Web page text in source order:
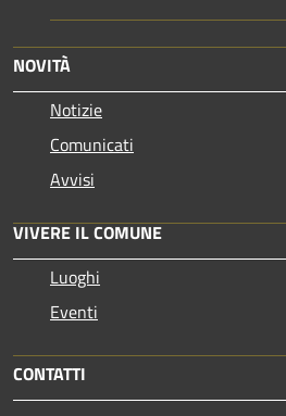
NOVITÀ
Notizie
Comunicati
Avvisi
VIVERE IL COMUNE
Luoghi
Eventi
CONTATTI